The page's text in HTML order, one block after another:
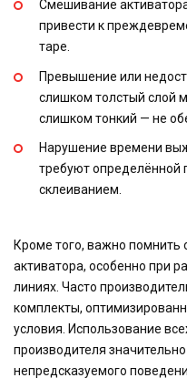
Смешивание
привести к
таре.
Превышение или
слишком толстый слой
слишком тонкий — не
Нарушение времени
требуют определённой
склеиванием.
Кроме того, важно помнить
активатора, особенно при
линиях. Часто
комплекты,
условия. Использование
производителя
непредсказуемого